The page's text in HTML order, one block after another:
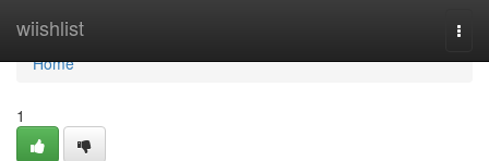
wiishlist
Home
Home
1